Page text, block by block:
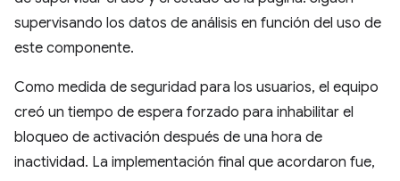
supervisando los datos de análisis en función del uso de
este componente.
Como medida de seguridad para los usuarios, el equipo
creó un tiempo de espera forzado para inhabilitar el
bloqueo de activación después de una hora de
inactividad. La implementación final que acordaron fue,